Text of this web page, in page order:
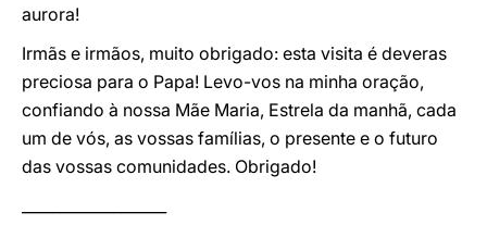
aurora!
Irmãs e irmãos, muito obrigado: esta visita é deveras
preciosa para o Papa! Levo-vos na minha oração,
confiando à nossa Mãe Maria, Estrela da manhã, cada
um de vós, as vossas famílias, o presente e o futuro
das vossas comunidades. Obrigado!